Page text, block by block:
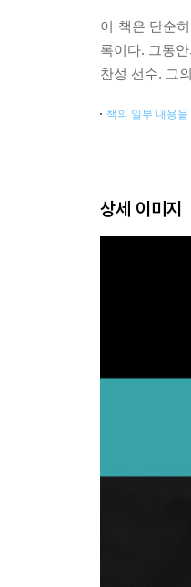
이 책은 단순
록이다. 그동
찬성 선수. 그
책의 일부 내용
상세 이미지